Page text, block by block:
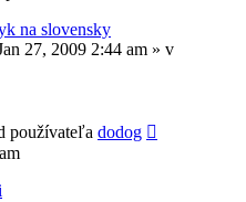
na slovensky
27, 2009 2:44 am » v
používateľa dodog